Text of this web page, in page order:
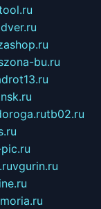
bu.ru
tb02.ru
vgurin.ru